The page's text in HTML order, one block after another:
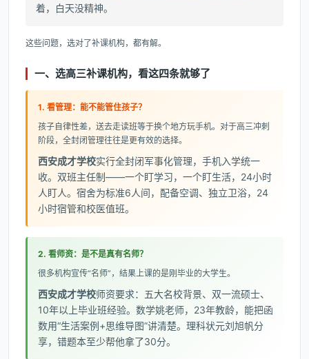
着，白天没精神。
这些问题，选对了补课机构，都有解。
一、选高三补课机构，看这四条就够了
1. 看管理：能不能管住孩子？
孩子自律性差，送去走读班等于换个地方玩手机。对于高三冲刺
阶段，全封闭管理往往是更有效的选择。
西安成才学校实行全封闭军事化管理，手机入学统一
收。双班主任制——一个盯学习，一个盯生活，24小时
人盯人。宿舍为标准6人间，配备空调、独立卫浴，24
小时宿管和校医值班。
2. 看师资：是不是真有名师？
很多机构宣传“名师”，结果上课的是刚毕业的大学生。
西安成才学校师资要求：五大名校背景、双一流硕士、
10年以上毕业班经验。数学姚老师，23年教龄，能把函
数用“生活案例+思维导图”讲清楚。理科状元刘旭帆分
享，错题本至少帮他拿了30分。